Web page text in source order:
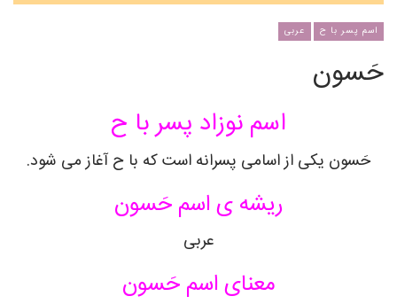
اسم پسر با ح عربی
حَسون
اسم نوزاد پسر با ح
حَسون یکی از اسامی پسرانه است که با ح آغاز می شود.
ریشه ی اسم حَسون
عربی
معنای اسم حَسون